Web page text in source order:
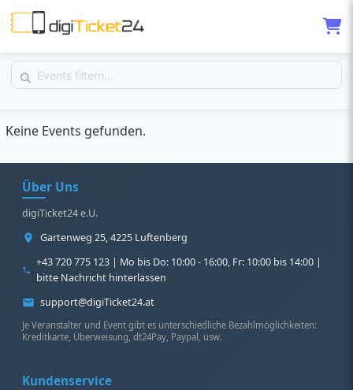
Keine Events gefunden.
Über Uns
digiTicket24 e.U.
Gartenweg 25, 4225 Luftenberg
+43 720 775 123 | Mo bis Do: 10:00 - 16:00, Fr: 10:00 bis 14:00 |
bitte Nachricht hinterlassen
support@digiTicket24.at
Je Veranstalter und Event gibt es unterschiedliche Bezahlmöglichkeiten:
Kreditkarte, Überweisung, dt24Pay, Paypal, usw.
Kundenservice